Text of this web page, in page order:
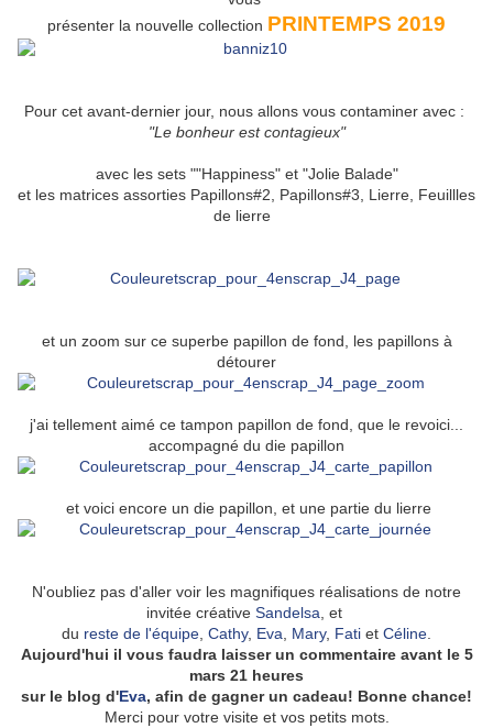
présenter la nouvelle collection PRINTEMPS 2019
Pour cet avant-dernier jour, nous allons vous contaminer avec :
"Le bonheur est contagieux"
avec les sets ""Happiness" et "Jolie Balade"
et les matrices assorties Papillons#2, Papillons#3, Lierre, Feuillles
de lierre
et un zoom sur ce superbe papillon de fond, les papillons à
détourer
j'ai tellement aimé ce tampon papillon de fond, que le revoici...
accompagné du die papillon
et voici encore un die papillon, et une partie du lierre
N'oubliez pas d'aller voir les magnifiques réalisations de notre
invitée créative Sandelsa , et
du reste de l'équipe Cathy, Eva Mary, Fati et Céline
Aujourd'hui il vous faudra laisser un commentaireavant le 5
mars 21 heures
sur le blog d'Eva, afin de gagner un cadeau! Bonne chance!
Merci pour votre visite et vos petits mots.